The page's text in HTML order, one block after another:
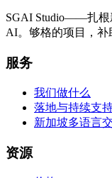
SGAI Studio——扎根
AI。够格的项目，补
服务
我们做什么
落地与持续支
新加坡多语言
资源